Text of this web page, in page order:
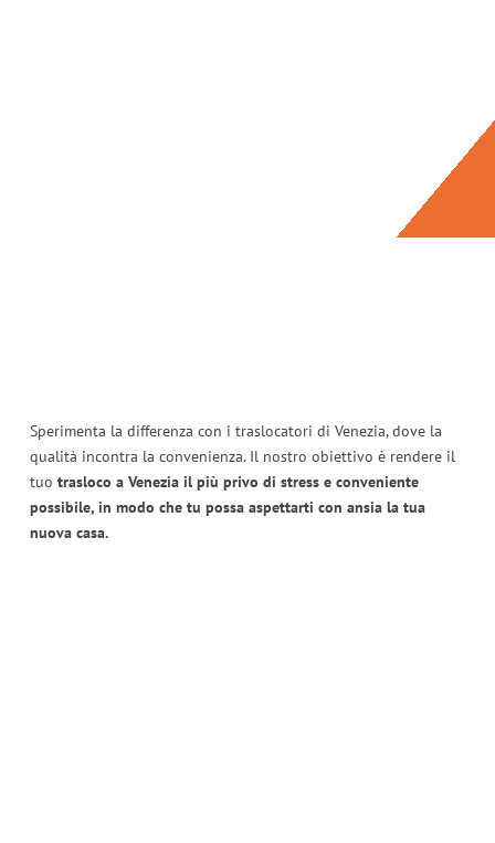
Sperimenta la differenza con i traslocatori di Venezia, dove la
qualità incontra la convenienza. Il nostro obiettivo è rendere il
tuo trasloco a Venezia il più privo di stress e conveniente
possibile, in modo che tu possa aspettarti con ansia la tua
nuova casa.